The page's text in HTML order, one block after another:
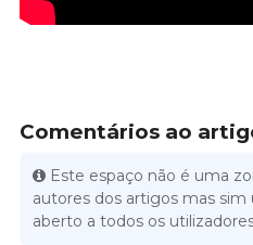
Comentários ao
Este espaço não é uma
autores dos artigos mas sim
aberto a todos os